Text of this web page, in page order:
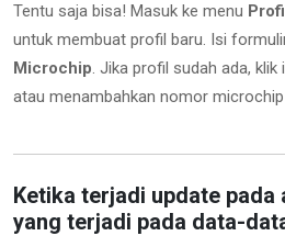
Tentu saja bisa! Masuk ke menu
untuk membuat profil baru. Isi
Microchip. Jika profil sudah ada,
atau menambahkan nomor
Ketika terjadi update pada
yang terjadi pada data-